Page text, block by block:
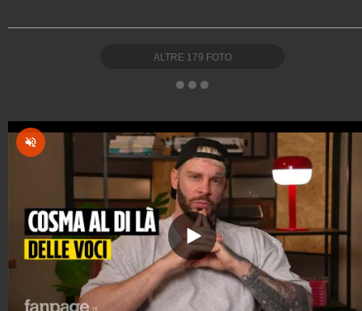
ALTRE 179 FOTO